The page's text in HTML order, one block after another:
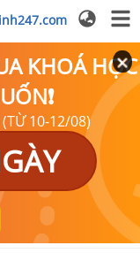
KHOÁ HỌC
(TỪ 10-12/08)